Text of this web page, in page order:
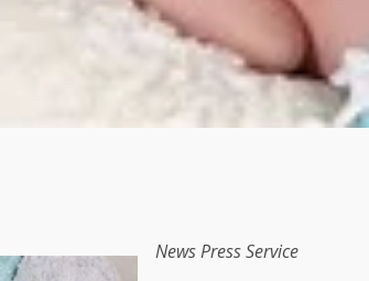
News Press Service